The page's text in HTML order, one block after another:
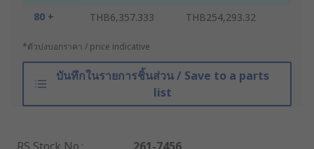
80 +
THB6,357.333 THB254,293.32
*ตัวบ่งบอกราคา / price indicative
บันทึกในรายการชิ้นส่วน / Save to a parts
list